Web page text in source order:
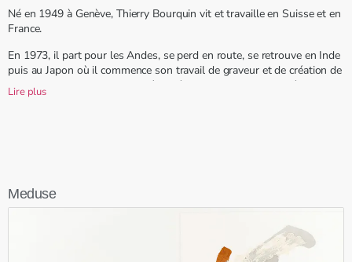
Né en 1949 à Genève, Thierry Bourquin vit et travaille en Suisse et en
France.
En 1973, il part pour les Andes, se perd en route, se retrouve en Inde
puis au Japon où il commence son travail de graveur et de création de
ses propres livres. Il retourne à Genève cinq ans plus tard où il
continue son travail.
poétiques… plus de quatre-vingt titres parus à ce jour.
Thierry Bourquin est l’unique artisan (artiste) de ces éditions. Je
Il expose régulièrement dans des galeries en Suisse et en France.
Lire plus
Meduse